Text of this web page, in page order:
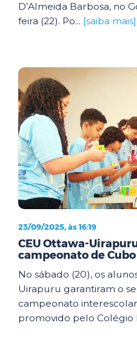
D’Almeida Barbosa, no
feira (22). Po... [saiba mais]
23/09/2025, às 16:19
CEU Ottawa-
campeonato de
No sábado (20), os
Uirapuru garantiram o
campeonato
promovido pelo Colégio